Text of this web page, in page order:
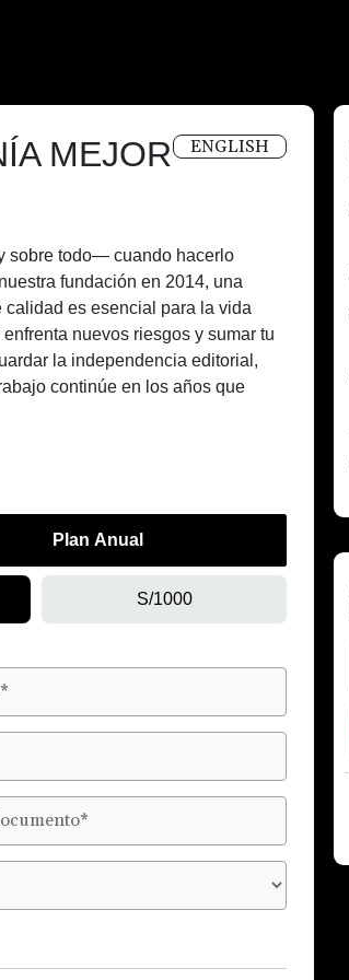
MEJOR
ENGLISH
sobre todo— cuando hacerlo
fundación en 2014, una
es esencial para la vida
nuevos riesgos y sumar tu
la independencia editorial,
continúe en los años que
Plan Anual
S/1000